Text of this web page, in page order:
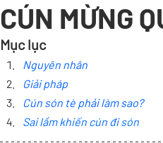
CÚN MỪNG
Mục lục
Nguyên nhân
Giải pháp
Cún són tè phải làm sao?
Sai lầm khiến cún đi són